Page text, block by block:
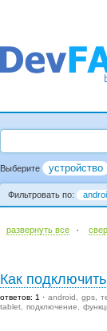
Выберите устройство
Фильтровать по:
развернуть все ·
Как
ответов: 1 android gps
tablet
подключение